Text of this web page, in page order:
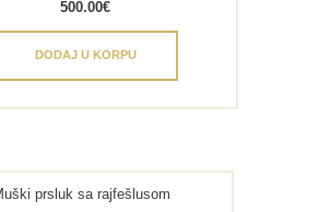
500.00€
DODAJ U KORPU
prsluk sa rajfešlusom